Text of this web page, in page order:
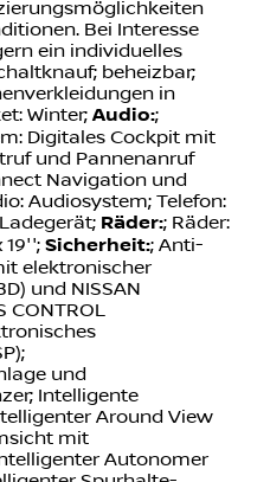
Bei Interesse
ein individuelles
beheizbar;
in
Winter; Audio:;
Digitales Cockpit mit
und Pannenanruf
Navigation und
Audiosystem; Telefon:
Räder:; Räder:
19''; Sicherheit:; Anti-
elektronischer
und NISSAN
CONTROL
und
Intelligente
Around View
mit
Autonomer